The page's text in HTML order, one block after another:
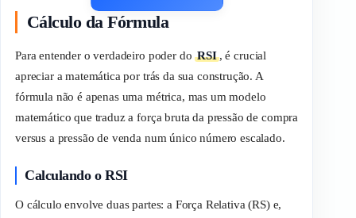
Cálculo da Fórmula
Para entender o verdadeiro poder doRSI, é crucial
apreciar a matemática por trás da sua construção. A
fórmula não é apenas uma métrica, mas um modelo
matemático que traduz a força bruta da pressão de compra
versus a pressão de venda num único número escalado.
Calculando o RSI
O cálculo envolve duas partes: a Força Relativa (RS) e,